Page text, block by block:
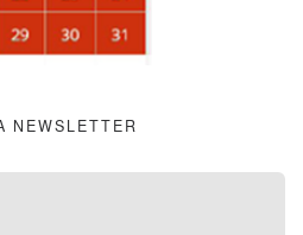
NEWSLETTER